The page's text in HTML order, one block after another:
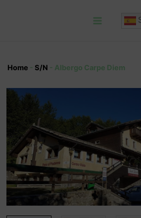
Home - S/N - Albergo Carpe Diem